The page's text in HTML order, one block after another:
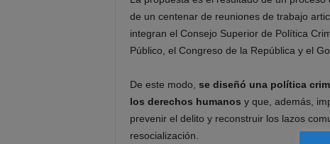
de un centenar de reuniones de trabajo
integran el Consejo Superior de Política
Público, el Congreso de la República y el
De este modo, se diseñó una política
los derechos humanos y que, además,
prevenir el delito y reconstruir los lazos
resocialización.